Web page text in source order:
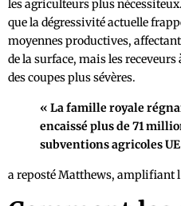
les agriculteurs plus
que la dégressivité actuelle
moyennes productives,
de la surface, mais les
des coupes plus sévères.
« La famille royale
encaissé plus de 71
subventions agricoles
a reposté Matthews, amplifiant